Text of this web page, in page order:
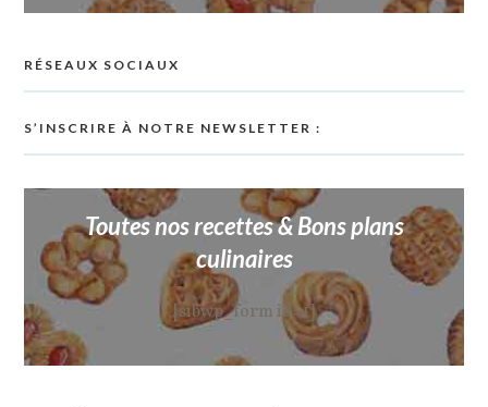
RÉSEAUX SOCIAUX
S’INSCRIRE À NOTRE NEWSLETTER :
Toutes nos recettes & Bons plans
culinaires
[sibwp_form id=1]